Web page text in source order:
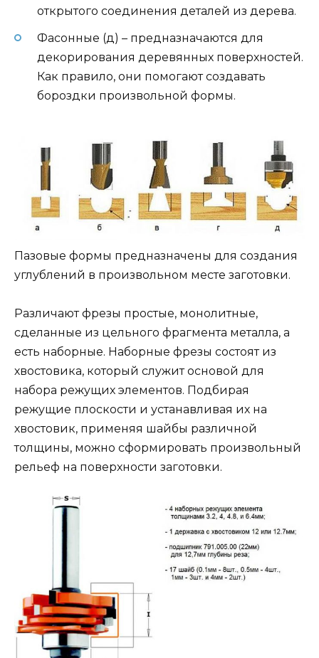
открытого соединения деталей из дерева.
Фасонные (д) – предназначаются для
декорирования деревянных поверхностей.
Как правило, они помогают создавать
бороздки произвольной формы.
Пазовые формы предназначены для создания
углублений в произвольном месте заготовки.
Различают фрезы простые, монолитные,
сделанные из цельного фрагмента металла, а
есть наборные. Наборные фрезы состоят из
хвостовика, который служит основой для
набора режущих элементов. Подбирая
режущие плоскости и устанавливая их на
хвостовик, применяя шайбы различной
толщины, можно сформировать произвольный
рельеф на поверхности заготовки.